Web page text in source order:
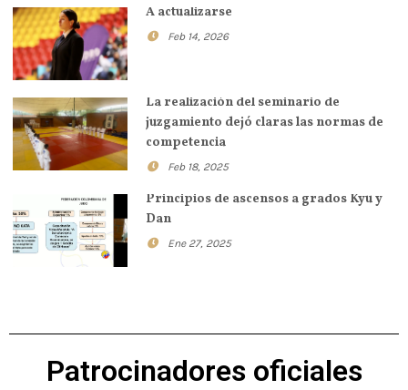
A actualizarse
Feb 14, 2026
La realización del seminario de
juzgamiento dejó claras las normas de
competencia
Feb 18, 2025
Principios de ascensos a grados Kyu y
Dan
Ene 27, 2025
Patrocinadores oficiales